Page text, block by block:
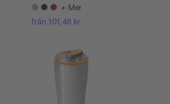
+ Mer
från 101,48 kr